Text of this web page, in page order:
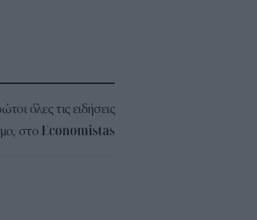
όλες τις ειδήσεις
στο